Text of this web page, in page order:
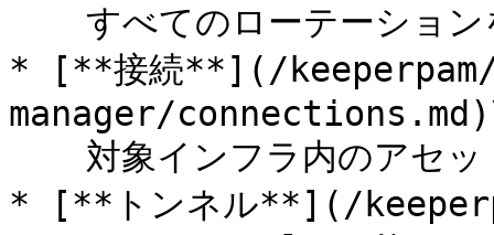
* [**接続**](/
manager/
* [**トンネル**](/